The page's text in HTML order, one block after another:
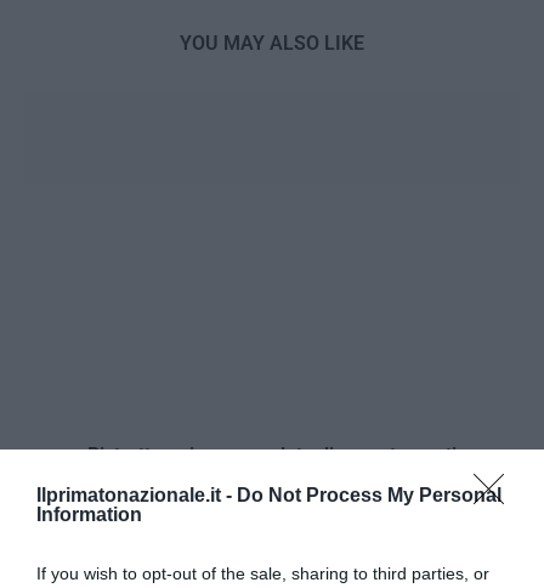
Ilprimatonazionale.it - Do Not Process My Personal
Information
If you wish to opt-out of the sale, sharing to third parties, or
YOU MAY ALSO LIKE
Ristrutturazione completa di appartamenti
27 Luglio 2026